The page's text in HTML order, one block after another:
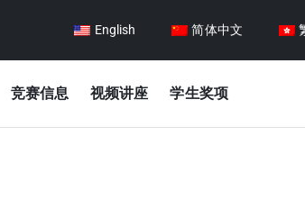
English 简体中文
竞赛信息 视频讲座 学生奖项